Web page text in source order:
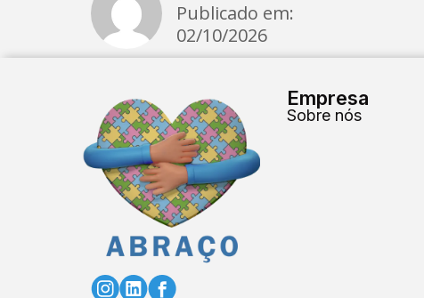
Publicado em:
02/10/2026
Empresa
Sobre nós